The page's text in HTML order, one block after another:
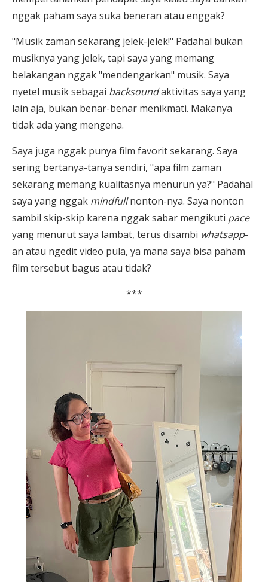
nggak paham saya suka beneran atau enggak?
"Musik zaman sekarang jelek-jelek!" Padahal bukan
musiknya yang jelek, tapi saya yang memang
belakangan nggak "mendengarkan" musik. Saya
nyetel musik sebagai backsoundaktivitas saya yang
lain aja, bukan benar-benar menikmati. Makanya
tidak ada yang mengena.
Saya juga nggak punya film favorit sekarang. Saya
sering bertanya-tanya sendiri, "apa film zaman
sekarang memang kualitasnya menurun ya?" Padahal
saya yang nggak mindfullnonton-nya. Saya nonton
sambil skip-skip karena nggak sabar mengikuti pace
yang menurut saya lambat, terus disambi whatsapp-
an atau ngedit video pula, ya mana saya bisa paham
film tersebut bagus atau tidak?
***